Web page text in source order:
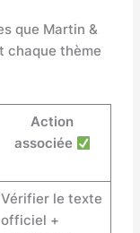
que Martin &
chaque thème
Action
associée
Vérifier le texte
officiel +